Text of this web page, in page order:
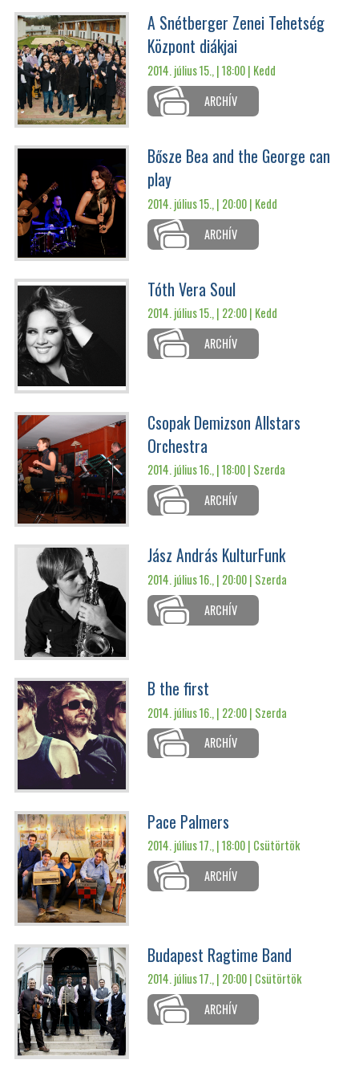
A Snétberger Zenei Tehetség
Központ diákjai
2014. július 15., | 18:00 | Kedd
ARCHÍV
Bősze Bea and the George can
play
2014. július 15., | 20:00 | Kedd
ARCHÍV
Tóth Vera Soul
2014. július 15., | 22:00 | Kedd
ARCHÍV
Csopak Demizson Allstars
Orchestra
2014. július 16., | 18:00 | Szerda
ARCHÍV
Jász András KulturFunk
2014. július 16., | 20:00 | Szerda
ARCHÍV
B the first
2014. július 16., | 22:00 | Szerda
ARCHÍV
Pace Palmers
2014. július 17., | 18:00 | Csütörtök
ARCHÍV
Budapest Ragtime Band
2014. július 17., | 20:00 | Csütörtök
ARCHÍV